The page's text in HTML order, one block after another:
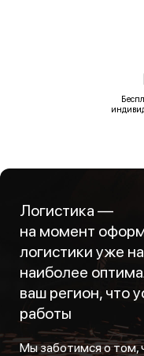
Логистика —
на момент
логистики уже
наиболее
ваш регион, что
работы
Мы заботимся о том,